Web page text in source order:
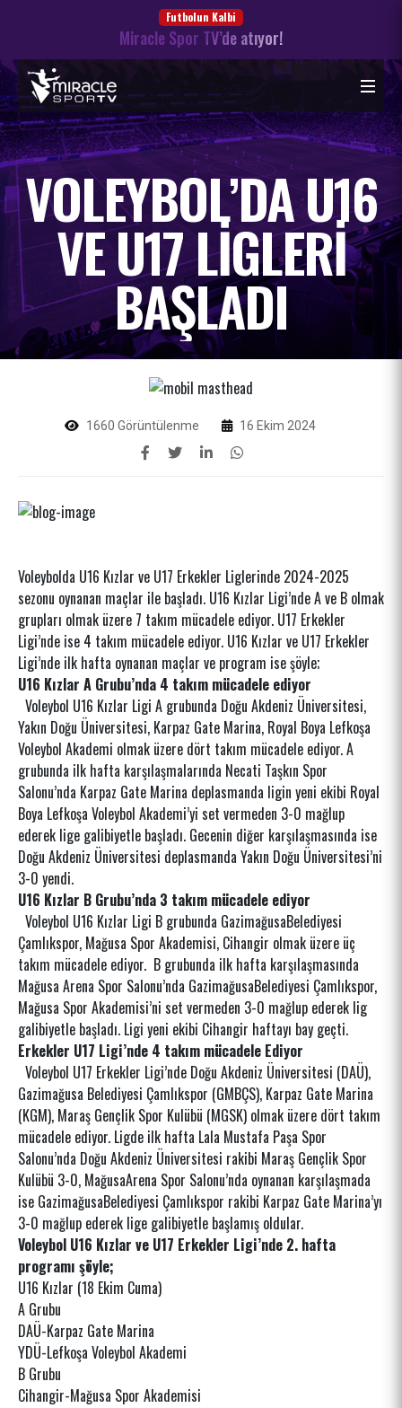
Futbolun Kalbi
Miracle Spor TV’de atıyor!
VOLEYBOL’DA U16
VE U17 LIGLERI
BAŞLADI
1660 Görüntülenme 16 Ekim 2024
Voleybolda U16 Kızlar ve U17 Erkekler Liglerinde 2024-2025
sezonu oynanan maçlar ile başladı. U16 Kızlar Ligi’nde A ve B olmak
grupları olmak üzere 7 takım mücadele ediyor. U17 Erkekler
Ligi’nde ise 4 takım mücadele ediyor. U16 Kızlar ve U17 Erkekler
Ligi’nde ilk hafta oynanan maçlar ve program ise şöyle;
U16 Kızlar A Grubu’nda 4 takım mücadele ediyor
Voleybol U16 Kızlar Ligi A grubunda Doğu Akdeniz Üniversitesi,
Yakın Doğu Üniversitesi, Karpaz Gate Marina, Royal Boya Lefkoşa
Voleybol Akademi olmak üzere dört takım mücadele ediyor. A
grubunda ilk hafta karşılaşmalarında Necati Taşkın Spor
Salonu’nda Karpaz Gate Marina deplasmanda ligin yeni ekibi Royal
Boya Lefkoşa Voleybol Akademi’yi set vermeden 3-0 mağlup
ederek lige galibiyetle başladı. Gecenin diğer karşılaşmasında ise
Doğu Akdeniz Üniversitesi deplasmanda Yakın Doğu Üniversitesi’ni
3-0 yendi.
U16 Kızlar B Grubu’nda 3 takım mücadele ediyor
Voleybol U16 Kızlar Ligi B grubunda GazimağusaBelediyesi
Çamlıkspor, Mağusa Spor Akademisi, Cihangir olmak üzere üç
takım mücadele ediyor. B grubunda ilk hafta karşılaşmasında
Mağusa Arena Spor Salonu’nda GazimağusaBelediyesi Çamlıkspor,
Mağusa Spor Akademisi’ni set vermeden 3-0 mağlup ederek lig
galibiyetle başladı. Ligi yeni ekibi Cihangir haftayı bay geçti.
Erkekler U17 Ligi’nde 4 takım mücadele Ediyor
Voleybol U17 Erkekler Ligi’nde Doğu Akdeniz Üniversitesi (DAÜ),
Gazimağusa Belediyesi Çamlıkspor (GMBÇS), Karpaz Gate Marina
(KGM), Maraş Gençlik Spor Kulübü (MGSK) olmak üzere dört takım
mücadele ediyor. Ligde ilk hafta Lala Mustafa Paşa Spor
Salonu’nda Doğu Akdeniz Üniversitesi rakibi Maraş Gençlik Spor
Kulübü 3-0, MağusaArena Spor Salonu’nda oynanan karşılaşmada
ise GazimağusaBelediyesi Çamlıkspor rakibi Karpaz Gate Marina’yı
3-0 mağlup ederek lige galibiyetle başlamış oldular.
Voleybol U16 Kızlar ve U17 Erkekler Ligi’nde 2. hafta
programı şöyle;
U16 Kızlar (18 Ekim Cuma)
A Grubu
DAÜ-Karpaz Gate Marina
YDÜ-Lefkoşa Voleybol Akademi
B Grubu
Cihangir-Mağusa Spor Akademisi